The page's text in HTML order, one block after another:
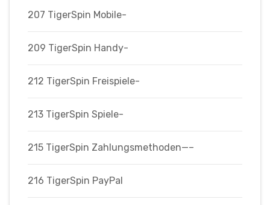
207 TigerSpin Mobile-
209 TigerSpin Handy-
212 TigerSpin Freispiele-
213 TigerSpin Spiele-
215 TigerSpin Zahlungsmethoden—–
216 TigerSpin PayPal